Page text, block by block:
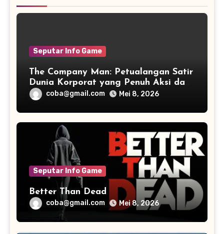
Seputar Info Game
The Company Man: Petualangan Satir
Dunia Korporat yang Penuh Aksi dan
Humorcoba@gmail.com Mei 8, 2026
Seputar Info Game
Better Than Dead
coba@gmail.com Mei 8, 2026